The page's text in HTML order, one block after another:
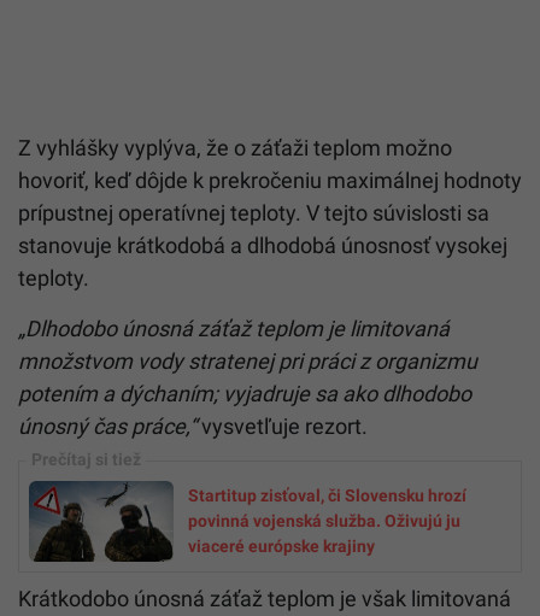
Z vyhlášky vyplýva, že o záťaži teplom možno
hovoriť, keď dôjde k prekročeniu maximálnej hodnoty
prípustnej operatívnej teploty. V tejto súvislosti sa
stanovuje krátkodobá a dlhodobá únosnosť vysokej
teploty.
„Dlhodobo únosná záťaž teplom je limitovaná
množstvom vody stratenej pri práci z organizmu
potením a dýchaním; vyjadruje sa ako dlhodobo
únosný čas práce,“vysvetľuje rezort.
Startitup zisťoval, či Slovensku hrozí
povinná vojenská služba. Oživujú ju
viaceré európske krajiny
Krátkodobo únosná záťaž teplom je však limitovaná